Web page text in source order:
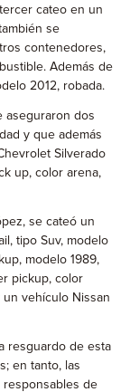
cateo en un
se
contenedores,
Además de
2012, robada.
aseguraron dos
y que además
Silverado
up, color arena,
se cateó un
tipo Suv, modelo
modelo 1989,
pickup, color
un vehículo Nissan
resguardo de esta
en tanto, las
responsables de